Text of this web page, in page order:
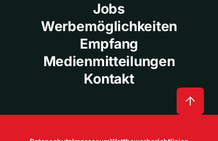
Jobs
Werbemöglichkeiten
Empfang
Medienmitteilungen
Kontakt